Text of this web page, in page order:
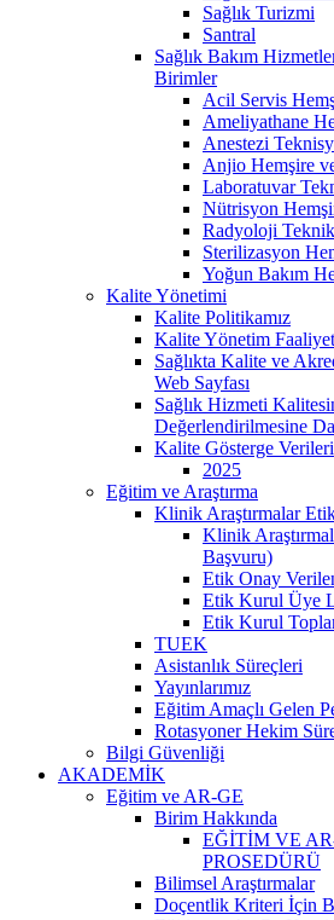
Sağlık Turizmi
Santral
Sağlık Bakım
Birimler
Acil Servis
Ameliyathane
Anestezi
Anjio Hemşire
Laboratuvar
Nütrisyon
Radyoloji
Sterilizasyon
Yoğun Bakım
Kalite Yönetimi
Kalite Politikamız
Kalite Yönetim
Sağlıkta Kalite ve
Web Sayfası
Sağlık Hizmeti
Değerlendirilmesine
Kalite Gösterge Verileri
2025
Eğitim ve Araştırma
Klinik Araştırmalar
Klinik
Başvuru)
Etik Onay
Etik Kurul Üye
Etik Kurul
TUEK
Asistanlık Süreçleri
Yayınlarımız
Eğitim Amaçlı Gelen
Rotasyoner Hekim
Bilgi Güvenliği
AKADEMİK
Eğitim ve AR-GE
Birim Hakkında
EĞİTİM VE
PROSEDÜRÜ
Bilimsel Araştırmalar
Doçentlik Kriteri İçin